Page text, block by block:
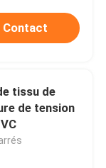
Contact
tissu de
de tension